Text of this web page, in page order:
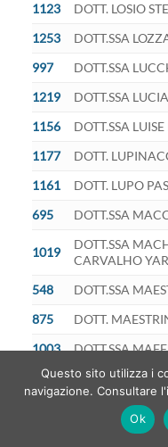
1123
DOTT. LOSIO
1253
DOTT.SSA
997
DOTT.SSA
1219
DOTT.SSA
1156
DOTT.SSA
1177
DOTT.
1161
DOTT. LUPO
695
DOTT.SSA
1019
DOTT.SSA
CARVALHO
548 DOTT.SSA
875
DOTT.
1003
DOTT.SSA
496
DOTT. MAFFI
DOTT.SSA
DOTT.
Questo sito utilizza i
navigazione. Consultare
Ok